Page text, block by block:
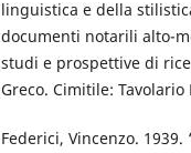
linguistica e della
documenti notarili alto-
studi e prospettive di
Greco. Cimitile: Tavolario
Federici, Vincenzo. 1939.